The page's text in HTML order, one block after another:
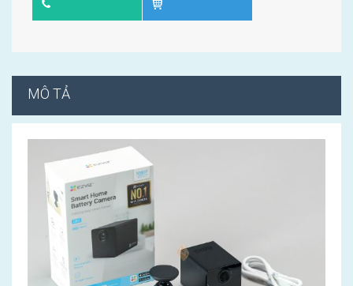
MÔ TẢ